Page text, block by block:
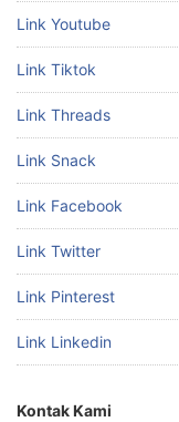
Link Youtube
Link Tiktok
Link Threads
Link Snack
Link Facebook
Link Twitter
Link Pinterest
Link Linkedin
Kontak Kami